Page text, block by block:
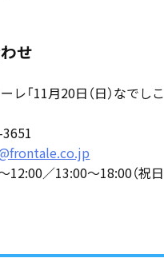
せ
レ「11月20日（日）なでし
3651
12:00／13:00～18:00（祝